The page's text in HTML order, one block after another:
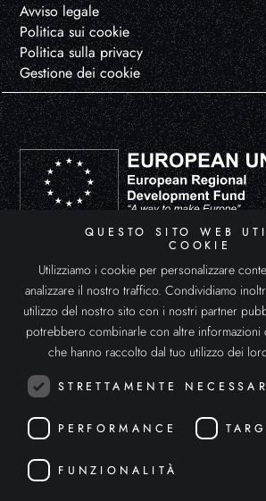
Avviso legale
Politica sui cookie
Politica sulla privacy
Gestione dei cookie
DEUSENS HYPERXPERIENCE, S.L. ha partecipato al Programma di Avvio
dell'ICEX e il cofinanziamento dei Fondi europei FEDER. Lo scopo di questo
QUESTO SITO WEB
COOKIE
Utilizziamo i cookie per personalizzare
analizzare il nostro traffico. Condividiamo
utilizzo del nostro sito con i nostri partner
potrebbero combinarle con altre
che hanno raccolto dal tuo utilizzo dei
STRETTAMENTE
PERFORMANCE
FUNZIONALITÀ